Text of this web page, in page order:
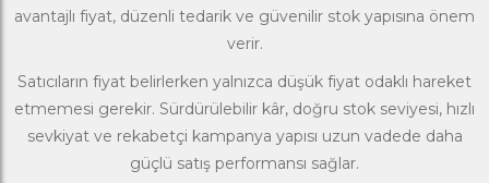
avantajlı fiyat, düzenli tedarik ve güvenilir stok yapısına önem
verir.
Satıcıların fiyat belirlerken yalnızca düşük fiyat odaklı hareket
etmemesi gerekir. Sürdürülebilir kâr, doğru stok seviyesi, hızlı
sevkiyat ve rekabetçi kampanya yapısı uzun vadede daha
güçlü satış performansı sağlar.